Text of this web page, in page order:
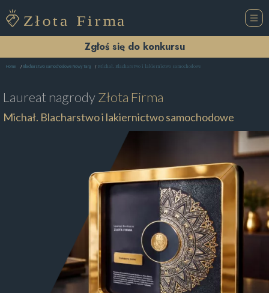
Zgłoś się do konkursu
Home Blacharstwo samochodowe Nowy Targ Michał. Blacharstwo i lakiernictwo samochodowe
Laureat nagrodyZłota Firma
Michał. Blacharstwo i lakiernictwo samochodowe